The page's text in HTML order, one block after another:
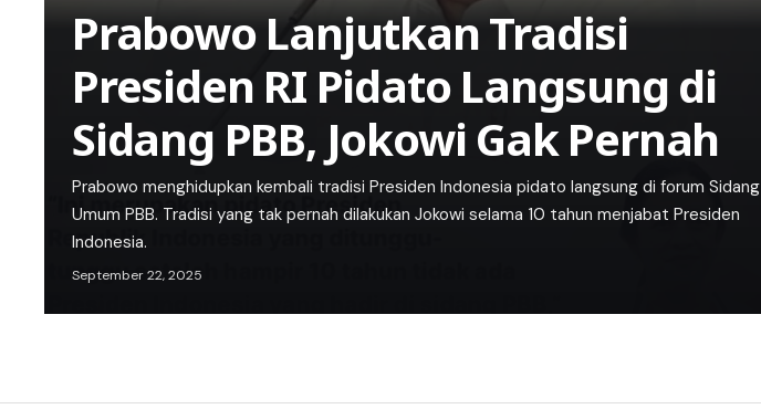
Prabowo Lanjutkan Tradisi
Presiden RI Pidato Langsung di
Sidang PBB, Jokowi Gak Pernah
Prabowo menghidupkan kembali tradisi Presiden Indonesia pidato langsung di forum Sidang
Umum PBB. Tradisi yang tak pernah dilakukan Jokowi selama 10 tahun menjabat Presiden
Indonesia.
September 22, 2025